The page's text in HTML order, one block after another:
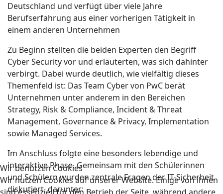
Deutschland und verfügt über viele Jahre
Berufserfahrung aus einer vorherigen Tätigkeit in
einem anderen Unternehmen
Zu Beginn stellten die beiden Experten den Begriff
Cyber Security vor und erläuterten, was sich dahinter
verbirgt. Dabei wurde deutlich, wie vielfältig dieses
Themenfeld ist: Das Team Cyber von PwC berät
Unternehmen unter anderem in den Bereichen
Strategy, Risk & Compliance, Incident & Threat
Management, Governance & Privacy, Implementation
sowie Managed Services.
Im Anschluss folgte eine besonders lebendige und
interaktive Phase. Gemeinsam mit den Schülerinnen
und Schülern wurden zentrale Fragen der IT-Sicherheit
diskutiert, darunter:
Wir benutzen Cookies
Wir nutzen Cookies auf unserer Website. Einige von ihnen
sind essenziell für den Betrieb der Seite, während andere